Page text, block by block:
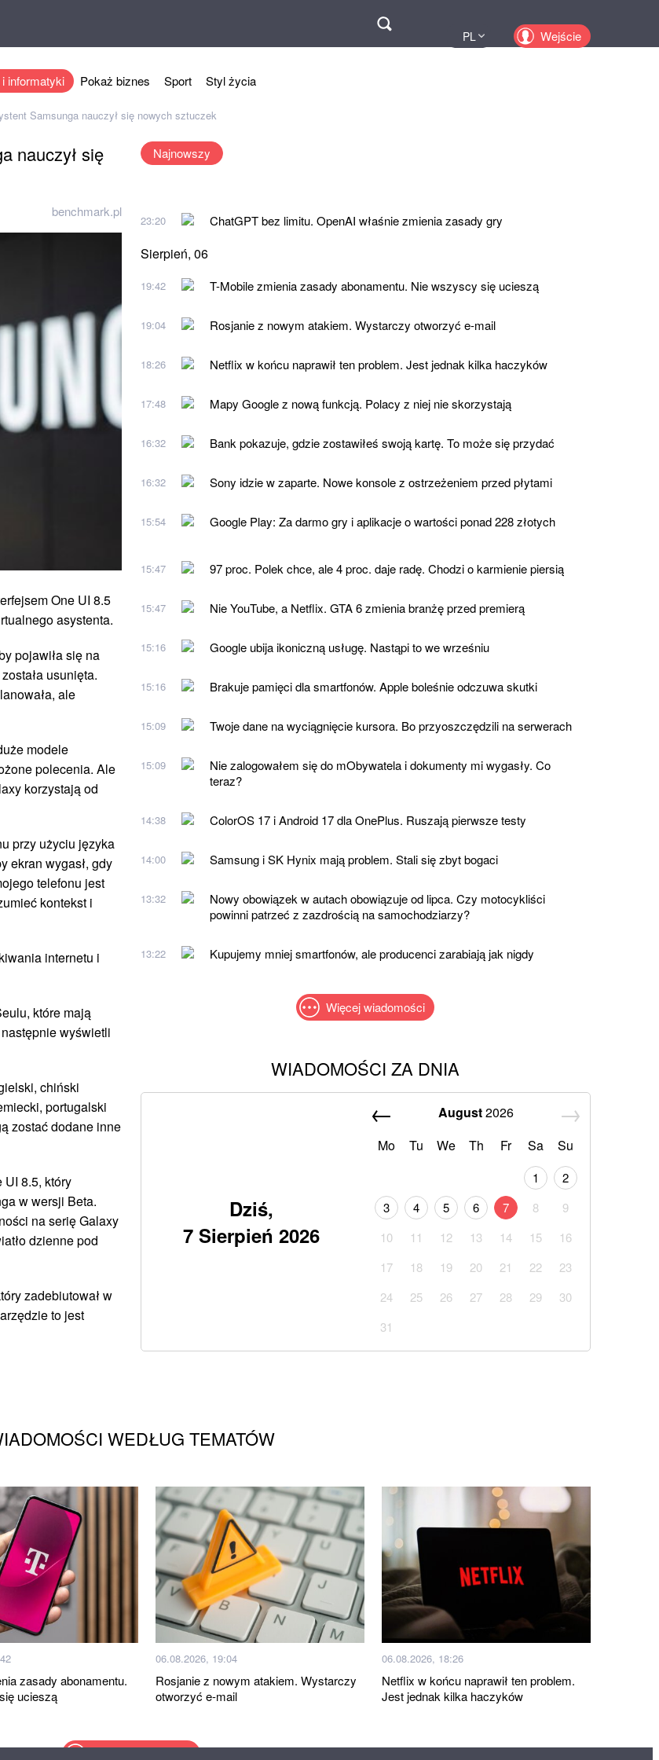
PL Wejście
informatyki Pokaż biznes Sport Styl życia
Samsunga nauczył się nowych sztuczek
nauczył się
benchmark.pl
One UI 8.5
asystenta.
pojawiła się na
usunięta.
ale
modele
polecenia. Ale
korzystają od
przy użyciu języka
ekran wygasł, gdy
telefonu jest
kontekst i
internetu i
które mają
wyświetli
chiński
portugalski
zostać dodane inne
UI 8.5, który
w wersji Beta.
na serię Galaxy
dzienne pod
zadebiutował w
to jest
Najnowszy
23:20 ChatGPT bez limitu. OpenAI właśnie zmienia zasady gry
Sierpień, 06
19:42 T-Mobile zmienia zasady abonamentu. Nie wszyscy się ucieszą
19:04 Rosjanie z nowym atakiem. Wystarczy otworzyć e-mail
18:26 Netflix w końcu naprawił ten problem. Jest jednak kilka haczyków
17:48 Mapy Google z nową funkcją. Polacy z niej nie skorzystają
16:32 Bank pokazuje, gdzie zostawiłeś swoją kartę. To może się przydać
16:32 Sony idzie w zaparte. Nowe konsole z ostrzeżeniem przed płytami
15:54 Google Play: Za darmo gry i aplikacje o wartości ponad 228 złotych
15:47 97 proc. Polek chce, ale 4 proc. daje radę. Chodzi o karmienie piersią
15:47 Nie YouTube, a Netflix. GTA 6 zmienia branżę przed premierą
15:16 Google ubija ikoniczną usługę. Nastąpi to we wrześniu
15:16 Brakuje pamięci dla smartfonów. Apple boleśnie odczuwa skutki
15:09 Twoje dane na wyciągnięcie kursora. Bo przyoszczędzili na serwerach
15:09
Nie zalogowałem się do mObywatela i dokumenty mi wygasły. Co
teraz?
14:38 ColorOS 17 i Android 17 dla OnePlus. Ruszają pierwsze testy
14:00 Samsung i SK Hynix mają problem. Stali się zbyt bogaci
13:32
Nowy obowiązek w autach obowiązuje od lipca. Czy motocykliści
powinni patrzeć z zazdrością na samochodziarzy?
13:22 Kupujemy mniej smartfonów, ale producenci zarabiają jak nigdy
Więcej wiadomości
WIADOMOŚCI ZA DNIA
Dziś,
7 Sierpień 2026
August2026
Mo
Tu We Th Fr Sa Su
1
2
3
4 5 6 7 8
9
10
11 12 13 14 15
16
17
18 19 20 21 22
23
24
25 26 27 28 29
30
31
WEDŁUG TEMATÓW
zasady abonamentu.
ucieszą
06.08.2026, 19:04
Rosjanie z nowym atakiem. Wystarczy
otworzyć e-mail
06.08.2026, 18:26
Netflix w końcu naprawił ten problem.
Jest jednak kilka haczyków